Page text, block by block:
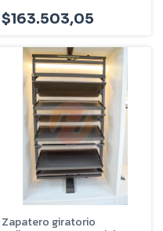
$163.503,05
Zapatero giratorio